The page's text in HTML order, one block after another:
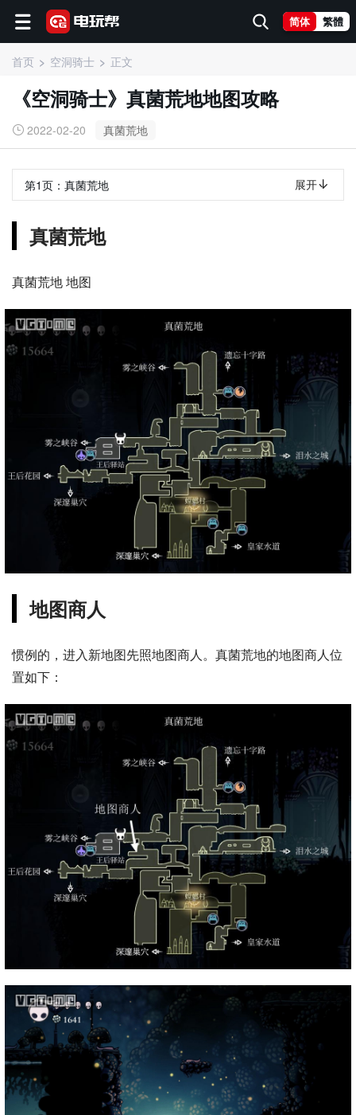
简体 繁體
首页 空洞骑士 正文
《空洞骑士》真菌荒地地图攻略
2022-02-20 真菌荒地
第1页： 真菌荒地 展开
真菌荒地
真菌荒地 地图
地图商人
惯例的，进入新地图先照地图商人。真菌荒地的地图商人位
置如下：